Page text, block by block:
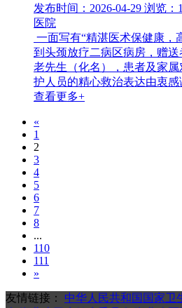
发布时间：2026-04-29 浏览：
医院
一面写有“精湛医术保健康，
到头颈放疗二病区病房，赠
老先生（化名），患者及家
护人员的精心救治表达由衷感
查看更多+
«
1
2
3
4
5
6
7
8
...
110
111
»
友情链接： 中华人民共和国国家卫